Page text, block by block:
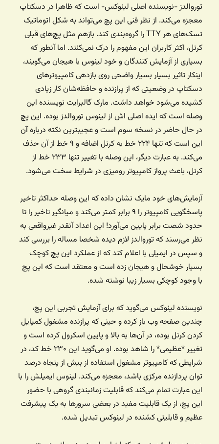
توروالدز -نویسنده اصلی لینوکس- است که ظاهرا در دسکتاپ
معجزه می‌کند. از نظر فنی این پچ می‌تواند به شکل اتوماتیک
تسک‌های هر TTY را گروه‌بندی کند. بازهم مثل پچ‌های قبلی
کرنل،‌ اکثر کاربران این مفهوم را درک نمی‌کنند. اما آنطور که
بسیاری از آزمایش کنندگان و خود لینوس با هیجان می‌گویند،
اینکار تاثیر بسیار بسیار واضحی روی بازدهی کامپیوترهای
دسکتاپ در وضعیتی که از پرازنده و حافظه‌شان کار زیادی
کشیده می‌شود خواهد داشت. مارک گالبرایت نویسنده این
وصله است که ایده اصلی اش از لینوس توروالدز بوده. این پچ
در حال حاضر در نسخه سوم است و عجیبترین نکته درباره آن
این است که تنها ۲۲۴ خط به کرنل اضافه و ۹ خط از آن حذف
می‌کند. به عبارت دیگر، این وصله با تغییر تنها ۲۳۳ خط از
کرنل، باعث پرواز کامپیوتر رومیزی در شرایط سخت می‌شود.
آزمایش‌های خود مایک نشان داده که این وصله حداکثر تاخیر
پاسخگویی کامپیوتر را ۹ برابر کمتر می‌کند و میانگیر تاخیر را تا
حدود شصت برابر پایین می‌آورد! این اعداد آنقدر غیرواقعی به
نظر می‌رسند که توروالدز لازم دیده شخصا مساله را بررسی کند
و سپس در ایمیلی با اعلام کند که از عملکرد این پچ کوچک
بسیار خوشحال و هیجان زده است و معتقد است که این پچ
با وجود کوچکی بسیار زیبا نوشته شده.
نویسنده لینوکس می‌گوید که برای آزمایش تجربی این پچ،
چندین صفحه وب باز کرده و حینی که پرازنده مشغول کمپایل
کردن کرنل بوده، در آن‌ها به بالا و پایین اسکرول کرده است و
تغییر *عظیمی* را شاهد بوده. او می‌گوید این ۲۳۰ خط کد، در
شرایطی که کامپیوتر مشغول استفاده از بیش از پنجاه درصد
توان پردازنده مرکزی باشد، معجزه می‌کند. لینوس ایمیلش را با
این عبارت تمام می‌کند که قابلیت زمانبندی گروهی با حضور
این پچ، از یک قابلیت مفید در بعضی سرورها به یک پیشرفت
عظیم و قابلیتی کشنده در لینوکس تبدیل شده.